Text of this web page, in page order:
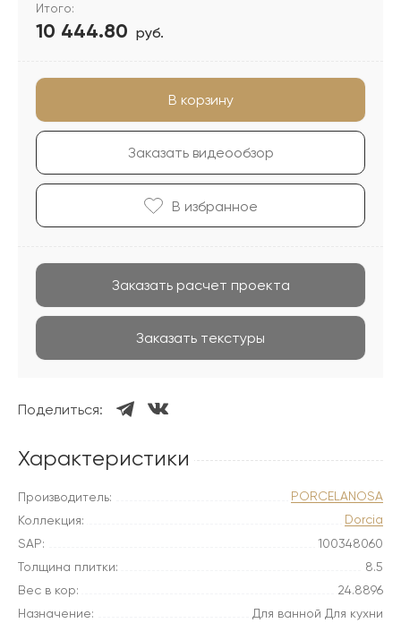
Итого:
10 444.80 руб.
В корзину
Заказать видеообзор
В избранноe
Заказать расчет проекта
Заказать текстуры
Поделиться:
Характеристики
Производитель:
PORCELANOSA
Коллекция:
Dorcia
SAP:
100348060
Толщина плитки:
8.5
Вес в кор:
24.8896
Назначение:
Для ванной Для кухни